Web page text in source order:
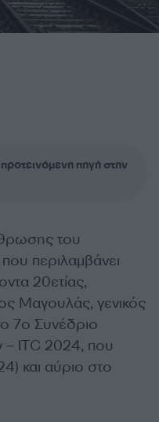
πηγή στην
του
που περιλαμβάνει
20ετίας,
Μαγουλάς, γενικός
7ο Συνέδριο
ITC 2024, που
και αύριο στο